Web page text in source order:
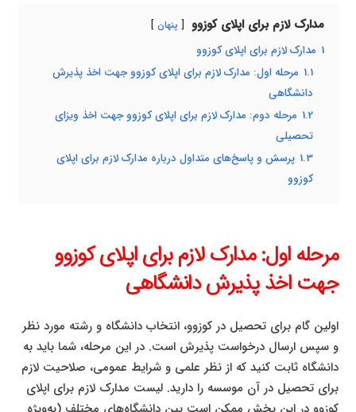
مدارک لازم برای اپلای کوزوو پنهان
1 مدارک لازم برای اپلای کوزوو
1.1 مرحله اول: مدارک لازم برای اپلای کوزوو جهت اخذ پذیرش
دانشگاهی
1.2 مرحله دوم: مدارک لازم برای اپلای کوزوو جهت اخذ ویزای
تحصیلی
1.3 پرسش و پاسخ‌های متداول درباره مدارک لازم برای اپلای
کوزوو
مرحله اول: مدارک لازم برای اپلای کوزوو
جهت اخذ پذیرش دانشگاهی
اولین گام برای تحصیل در کوزوو، انتخاب دانشگاه و رشته مورد نظر
و سپس ارسال درخواست پذیرش است. در این مرحله، شما باید به
دانشگاه ثابت کنید که از نظر علمی و شرایط عمومی، صلاحیت لازم
برای تحصیل در آن موسسه را دارید. لیست مدارک لازم برای اپلای